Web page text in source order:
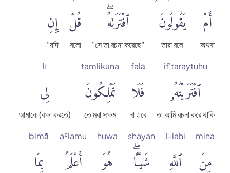
أَمْ
অথবা
يَقُولُونَ
তারা বলে
ٱفْتَرَىٰهُۖ
"সে তা রচনা করেছে"
قُلْ
বলো
إِنِ
"যদি
if'taraytuhu
ٱفْتَرَيْتُهُۥ
তা আমি রচনা করে থাকি
falā
فَلَا
না তবে
tamlikūna
تَمْلِكُونَ
তোমরা সক্ষম
lī
لِى
আমাকে (রক্ষা করতে)
mina
مِنَ
l-lahi
ٱللَّهِ
shayan
شَيْـًٔاۖ
huwa
هُوَ
aʿlamu
أَعْلَمُ
bimā
بِمَا